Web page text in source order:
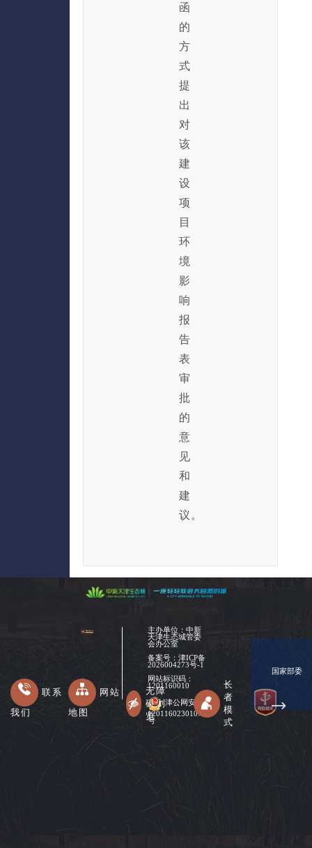
函
的
方
式
提
出
对
该
建
设
项
目
环
境
影
响
报
告
表
审
批
的
意
见
和
建
议。
主办单位：中新
天津生态城管委
会办公室
备案号： 津ICP备
2026004273号-1
网站标识码：
1201160010
津公网安备
12011602301078
号
联系
我们
网站
地图
无障
碍浏
览
长
者
模
式
国家部委